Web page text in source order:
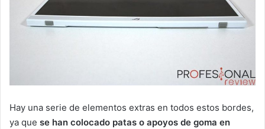
Hay una serie de elementos extras en todos estos bordes,
ya que se han colocado patas o apoyos de goma en